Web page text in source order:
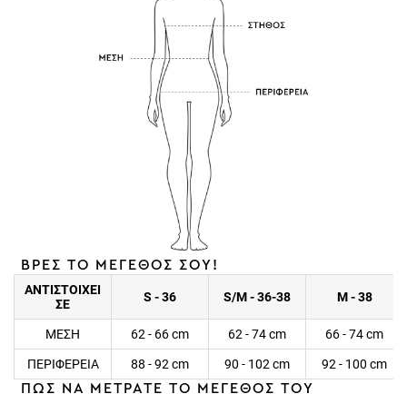
ΒΡΕΣ ΤΟ ΜΕΓΕΘΟΣ ΣΟΥ!
ΑΝΤΙΣΤΟΙΧΕΙ
ΣΕ
S - 36 S/M - 36-38 M - 38
ΠΩΣ ΝΑ ΜΕΤΡΑΤΕ ΤΟ ΜΕΓΕΘΟΣ ΤΟΥ
ΠΡΟΪΟΝΤΟΣ;